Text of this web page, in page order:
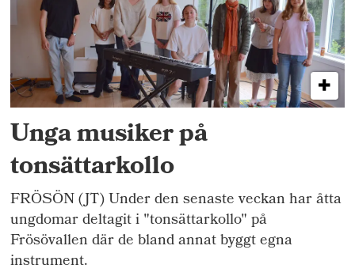
Unga musiker på
tonsättarkollo
FRÖSÖN (JT) Under den senaste veckan har åtta
ungdomar deltagit i "tonsättarkollo" på
Frösövallen där de bland annat byggt egna
instrument.